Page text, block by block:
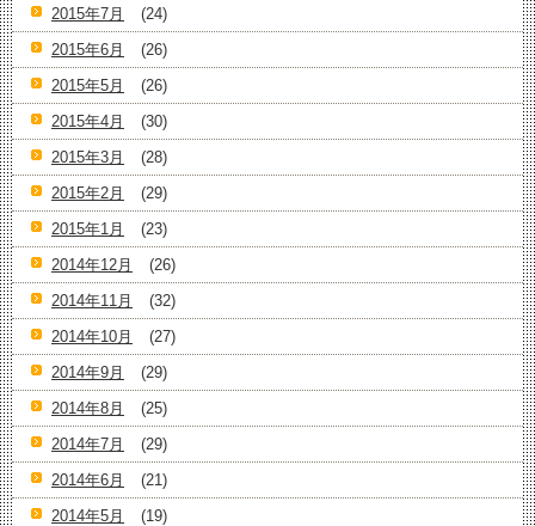
2015年7月
(24)
2015年6月
(26)
2015年5月
(26)
2015年4月
(30)
2015年3月
(28)
2015年2月
(29)
2015年1月
(23)
2014年12月
(26)
2014年11月
(32)
2014年10月
(27)
2014年9月
(29)
2014年8月
(25)
2014年7月
(29)
2014年6月
(21)
2014年5月
(19)